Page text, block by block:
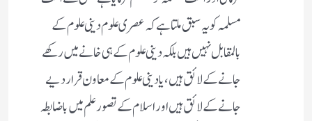
مسلمہ کو یہ سبق ملتا ہے کہ عصری علوم دینی علوم کے
بالمقابل نہیں ہیں بلکہ دینی علوم کے ہی خانے میں رکھے
جانے کے لائق ہیں، یا دینی علوم کے معاون قرار دیے
جانے کے لائق ہیں اور اسلام کے تصور علم میں باضابطہ